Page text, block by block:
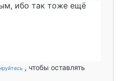
ибо так тоже ещё
, чтобы оставлять